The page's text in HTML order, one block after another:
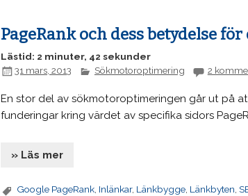
PageRank och dess betydelse
Lästid: 2 minuter, 42 sekunder
31 mars, 2013
Sökmotoroptimering 2
En stor del av sökmotoroptimeringen går ut på
funderingar kring värdet av specifika sidors
» Läs mer
Google PageRank, Inlänkar, Länkbygge, Länkbyten,